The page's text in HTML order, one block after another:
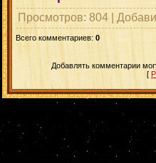
Просмотров: 804 |
Всего комментариев: 0
Добавлять комментарии
[